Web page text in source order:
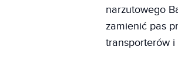
narzutowego
zamienić pas
transporterów